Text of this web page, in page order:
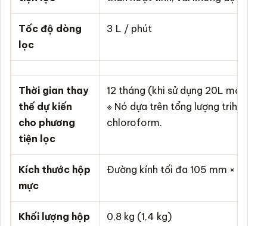
Tốc độ dòng
lọc
3 L / phút
Thời gian thay
thế dự kiến
cho phương
tiện lọc
12 tháng (khi sử dụng 20L một
※ Nó dựa trên tổng lượng
chloroform.
Kích thước hộp
mực
Đường kính tối đa 105 mm × cao
Khối lượng hộp
0,8 kg (1,4 kg)